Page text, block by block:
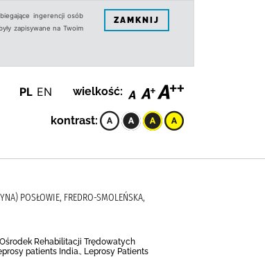
ingerencji osób
zapisywane na Twoim
ZAMKNIJ
PL EN wielkość:
kontrast:
POSŁOWIE, FREDRO-SMOLEŃSKA,
Rehabilitacji Trędowatych
patients India., Leprosy Patients